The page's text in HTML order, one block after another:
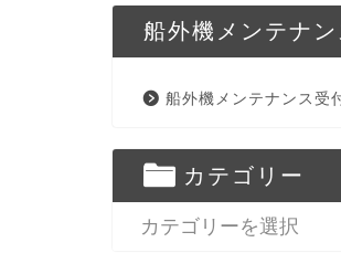
船外機メンテナ
船外機メンテナンス受
カテゴリー